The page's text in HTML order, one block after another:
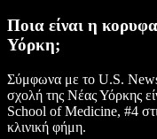
Ποια είναι η
Υόρκη;
Σύμφωνα με το U.S.
σχολή της Νέας Υόρκης
School of Medicine, #4
κλινική φήμη.